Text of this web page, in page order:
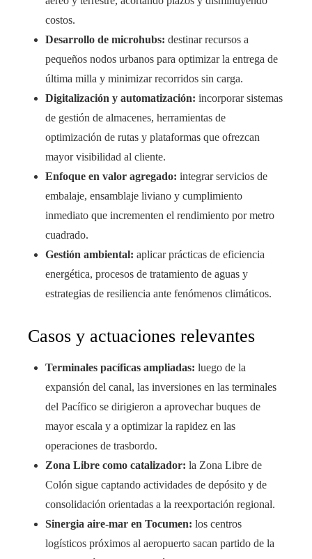
costos.
Desarrollo de microhubs: destinar recursos a
pequeños nodos urbanos para optimizar la entrega de
última milla y minimizar recorridos sin carga.
Digitalización y automatización: incorporar sistemas
de gestión de almacenes, herramientas de
optimización de rutas y plataformas que ofrezcan
mayor visibilidad al cliente.
Enfoque en valor agregado: integrar servicios de
embalaje, ensamblaje liviano y cumplimiento
inmediato que incrementen el rendimiento por metro
cuadrado.
Gestión ambiental: aplicar prácticas de eficiencia
energética, procesos de tratamiento de aguas y
estrategias de resiliencia ante fenómenos climáticos.
Casos y actuaciones relevantes
Terminales pacíficas ampliadas: luego de la
expansión del canal, las inversiones en las terminales
del Pacífico se dirigieron a aprovechar buques de
mayor escala y a optimizar la rapidez en las
operaciones de trasbordo.
Zona Libre como catalizador: la Zona Libre de
Colón sigue captando actividades de depósito y de
consolidación orientadas a la reexportación regional.
Sinergia aire-mar en Tocumen: los centros
logísticos próximos al aeropuerto sacan partido de la